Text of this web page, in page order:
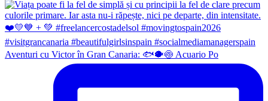
Aventuri cu Victor în Gran Canaria: 🐟🐡🍥 Acuario Po